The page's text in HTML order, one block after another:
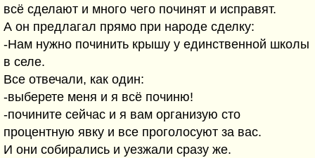
всё сделают и много чего починят и исправят.
А он предлагал прямо при народе сделку:
-Нам нужно починить крышу у единственной школы
в селе.
Все отвечали, как один:
-выберете меня и я всё починю!
-почините сейчас и я вам организую сто
процентную явку и все проголосуют за вас.
И они собирались и уезжали сразу же.